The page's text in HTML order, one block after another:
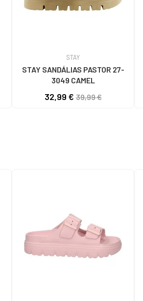
STAY
STAY SANDÁLIAS PASTOR 27-
3049 CAMEL
32,99 €39,99 €